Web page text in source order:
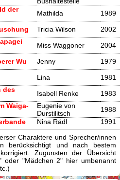
der
Mathilda
1989
Tricia Wilson
2002
Miss Waggoner
2004
Wu Jenny
1979
Lina 1981
des
Isabell Renke 1983
Waiga-
Eugenie von
Durstilitsch
1988
Nina Rädl 1991
Charaktere und Sprecher/innen
berücksichtigt und nach bestem
Zugunsten der Übersicht
oder "Mädchen 2" hier umbenannt